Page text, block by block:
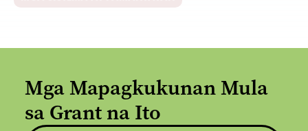
Mga Mapagkukunan Mula
sa Grant na Ito